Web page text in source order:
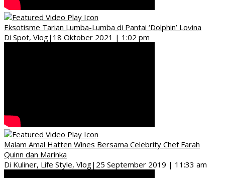
Eksotisme Tarian Lumba-Lumba di Pantai ‘Dolphin’ Lovina
Di Spot, Vlog| 18 Oktober 2021 | 1:02 pm
Malam Amal Hatten Wines Bersama Celebrity Chef Farah
Quinn dan Marinka
Di Kuliner, Life Style, Vlog| 25 September 2019 | 11:33 am